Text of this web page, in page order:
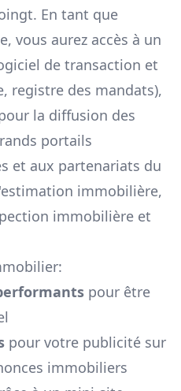
. En tant que
vous aurez accès à un
de transaction et
registre des mandats),
la diffusion des
portails
et aux partenariats du
immobilière,
immobilière et
pour être
pour votre publicité sur
immobiliers